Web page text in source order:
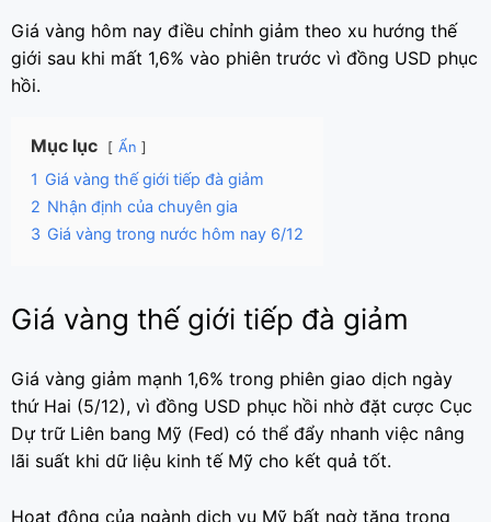
Giá vàng hôm nay điều chỉnh giảm theo xu hướng thế
giới sau khi mất 1,6% vào phiên trước vì đồng USD phục
hồi.
Mục lục Ẩn
1 Giá vàng thế giới tiếp đà giảm
2 Nhận định của chuyên gia
3 Giá vàng trong nước hôm nay 6/12
Giá vàng thế giới tiếp đà giảm
Giá vàng giảm mạnh 1,6% trong phiên giao dịch ngày
thứ Hai (5/12), vì đồng USD phục hồi nhờ đặt cược Cục
Dự trữ Liên bang Mỹ (Fed) có thể đẩy nhanh việc nâng
lãi suất khi dữ liệu kinh tế Mỹ cho kết quả tốt.
Hoạt động của ngành dịch vụ Mỹ bất ngờ tăng trong